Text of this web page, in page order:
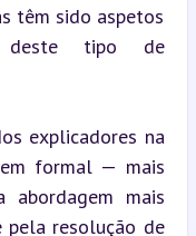
têm sido aspetos
deste tipo de
explicadores na
formal — mais
mais
pela resolução de